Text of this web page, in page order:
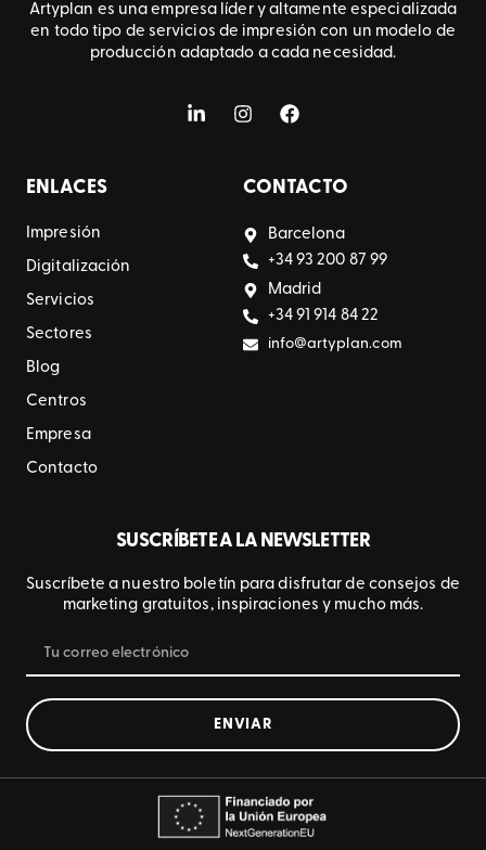
Artyplan es una empresa líder y altamente especializada
en todo tipo de servicios de impresión con un modelo de
producción adaptado a cada necesidad.
ENLACES
Impresión
Digitalización
Servicios
Sectores
Blog
Centros
Empresa
Contacto
CONTACTO
Barcelona
+34 93 200 87 99
Madrid
+34 91 914 84 22
info@artyplan.com
SUSCRÍBETE A LA NEWSLETTER
Suscríbete a nuestro boletín para disfrutar de consejos de
marketing gratuitos, inspiraciones y mucho más.
ENVIAR